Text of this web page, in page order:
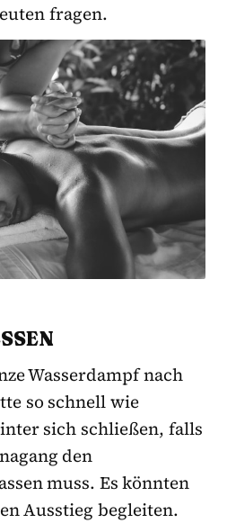
fragen.
Wasserdampf nach
so schnell wie
sich schließen, falls
den
muss. Es könnten
Ausstieg begleiten.